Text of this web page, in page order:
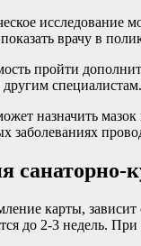
исследование
врачу в
пройти
специалистам.
назначить
заболеваниях
санаторно-
карты,
до 2-3 недель.